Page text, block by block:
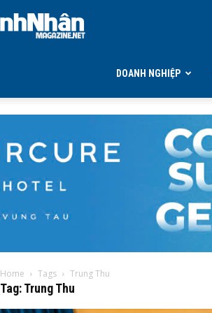
DOANH NGHIỆP
Home Tags Trung Thu
Tag: Trung Thu